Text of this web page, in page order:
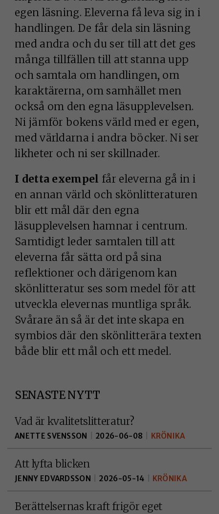
egen läsning. Eleverna få leva sig in i
handlingen. De får dela sin läsning
med andra och du ser till att det ges
många tillfällen till att stanna upp
och samtala om handlingen, om
karaktärerna, om samhället men
också om den egna läsupplevelsen.
Ni jämför bokens värld med er egen,
med världarna i andra böcker. Ni ser
likheter och ni ser skillnader.
I detta exempel får eleverna gå in i
en annan värld och skönlitteraturen
blir ett mål där den egna
läsupplevelsen hamnar i centrum.
Samtidigt leder samtalen till att
eleverna får sätta ord på sina
reflektioner och därigenom kan
skönlitteratur ses som medel för att
utveckla elevernas muntliga språk.
Svårare än så är det inte skapa en
symbios där den skönlitterära texten
både blir ett mål och ett medel.
SENASTE NYTT
Vad är kvalitetslitteratur?
ANETTE SVENSSON 2026-06-08 KRÖNIKA
Att lyfta blicken
JENNY EDVARDSSON 2026-05-14 KRÖNIKA
Berättelsernas kraft frigör eget